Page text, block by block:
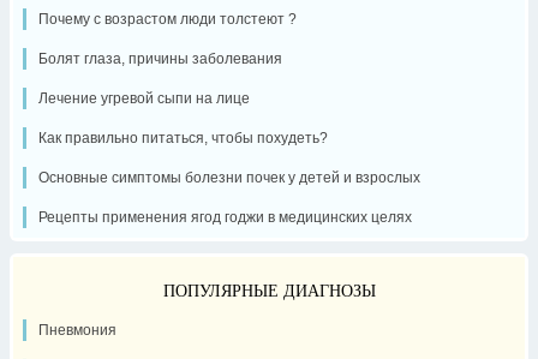
Почему с возрастом люди толстеют ?
Болят глаза, причины заболевания
Лечение угревой сыпи на лице
Как правильно питаться, чтобы похудеть?
Основные симптомы болезни почек у детей и взрослых
Рецепты применения ягод годжи в медицинских целях
ПОПУЛЯРНЫЕ ДИАГНОЗЫ
Пневмония